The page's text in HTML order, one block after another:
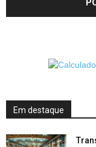
Em destaque